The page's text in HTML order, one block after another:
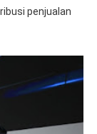
penjualan